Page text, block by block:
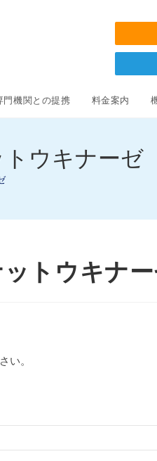
門機関との提携 料金案内
ウキナーゼ
トウキナ
い。